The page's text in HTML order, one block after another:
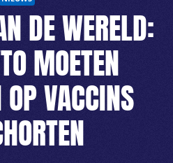
DE WERELD:
MOETEN
OP VACCINS